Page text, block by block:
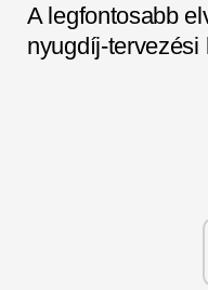
A legfontosabb
nyugdíj-tervezési